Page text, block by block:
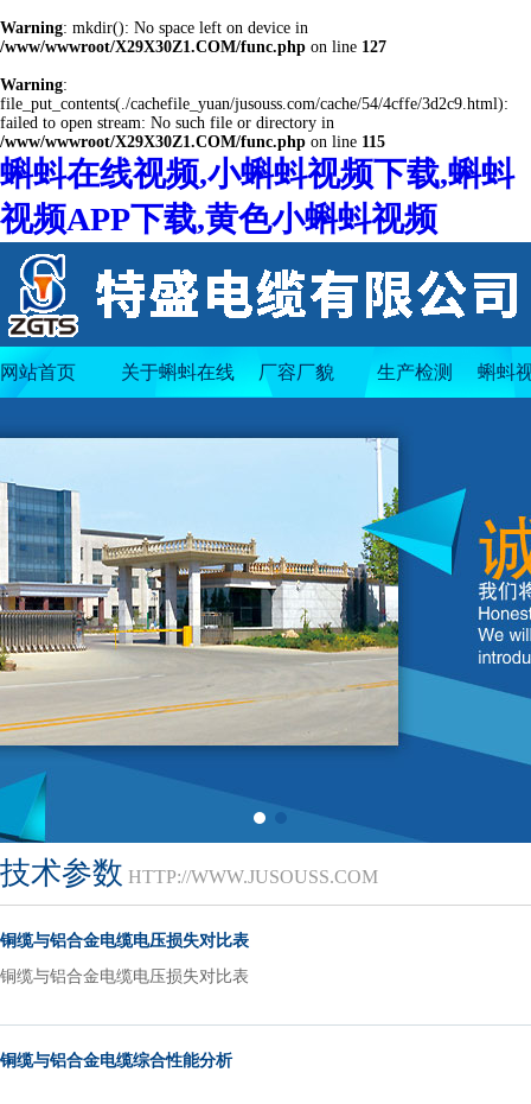
Warning: mkdir(): No space left on device in
/www/wwwroot/X29X30Z1.COM/func.php on line 127
Warning:
file_put_contents(./cachefile_yuan/jusouss.com/cache/54/4cffe/3d2c9.html):
failed to open stream: No such file or directory in
/www/wwwroot/X29X30Z1.COM/func.php on line 115
蝌蚪在线视频,小蝌蚪视频下载,蝌蚪
视频APP下载,黄色小蝌蚪视频
网站首页 关于蝌蚪在线 厂容厂貌 生产检测 蝌蚪
技术参数 HTTP://WWW.JUSOUSS.COM
铜缆与铝合金电缆电压损失对比表
铜缆与铝合金电缆电压损失对比表
铜缆与铝合金电缆综合性能分析